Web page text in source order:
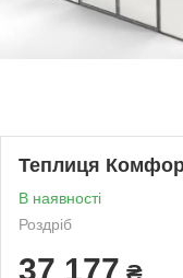
Теплиця
В наявності
Роздріб
37 177